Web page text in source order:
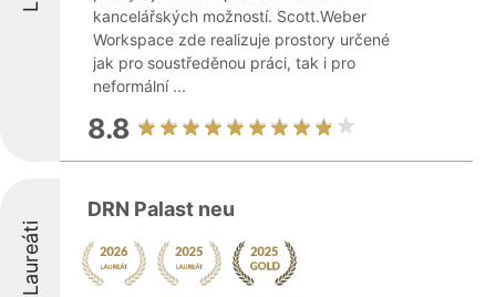
kancelářských možností. Scott.Weber
Workspace zde realizuje prostory určené
jak pro soustředěnou práci, tak i pro
neformální ...
8.8
Laureáti
DRN Palast neu